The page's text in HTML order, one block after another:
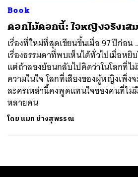
Book
ดอกไม้ดอกนี้: ใจหญิงจริงเส
เรื่องที่ใหม่ที่สุดเขียนขึ้นเมื่อ 97 ปีก่อน
เรื่องธรรมดาที่พบเห็นได้ทั่วไปเมื่อห
แต่ถ้าลองย้อนกลับไปคิดว่าในโลกที่ไ
ความในใจ โลกที่เสียงของผู้หญิงเพิ่ง
ละครเหล่านี้คงพูดแทนใจของคนที่ไม่
หลายคน
โดย แมท ช่างสุพรรณ